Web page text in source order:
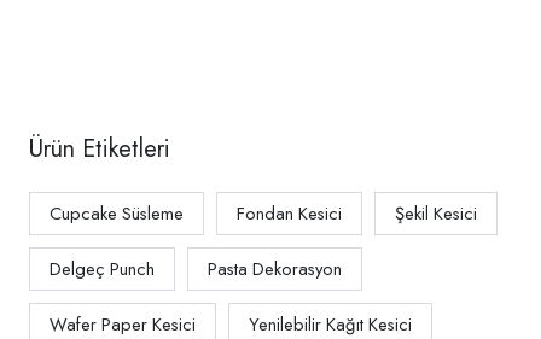
Ürün Etiketleri
Cupcake Süsleme Fondan Kesici Şekil Kesici
Delgeç Punch Pasta Dekorasyon
Wafer Paper Kesici Yenilebilir Kağıt Kesici